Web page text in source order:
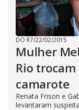
DO R7/22/02/2015
Mulher
Rio
camarote
Renata Frison e
levantaram